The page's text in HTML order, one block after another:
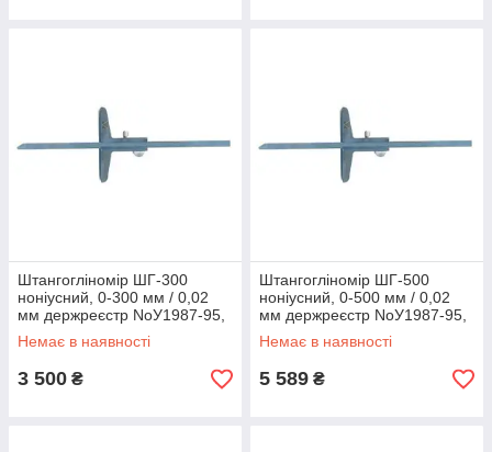
Штангогліномір ШГ-300
ноніусний, 0-300 мм / 0,02
мм держреєстр NoУ1987-95,
Україна
Немає в наявності
3 500 ₴
Штангогліномір ШГ-500
ноніусний, 0-500 мм / 0,02
мм держреєстр NoУ1987-95,
Україна
Немає в наявності
5 589 ₴